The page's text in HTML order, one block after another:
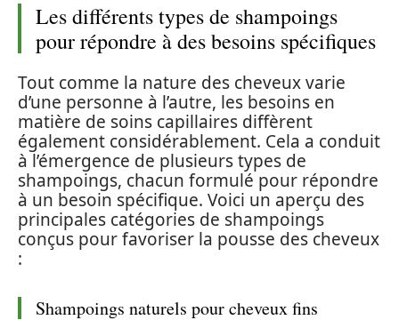
Les différents types de shampoings
pour répondre à des besoins spécifiques
Tout comme la nature des cheveux varie
d’une personne à l’autre, les besoins en
matière de soins capillaires diffèrent
également considérablement. Cela a conduit
à l’émergence de plusieurs types de
shampoings, chacun formulé pour répondre
à un besoin spécifique. Voici un aperçu des
principales catégories de shampoings
conçus pour favoriser la pousse des cheveux
:
Shampoings naturels pour cheveux fins